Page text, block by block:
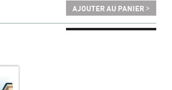
AJOUTER AU PANIER >